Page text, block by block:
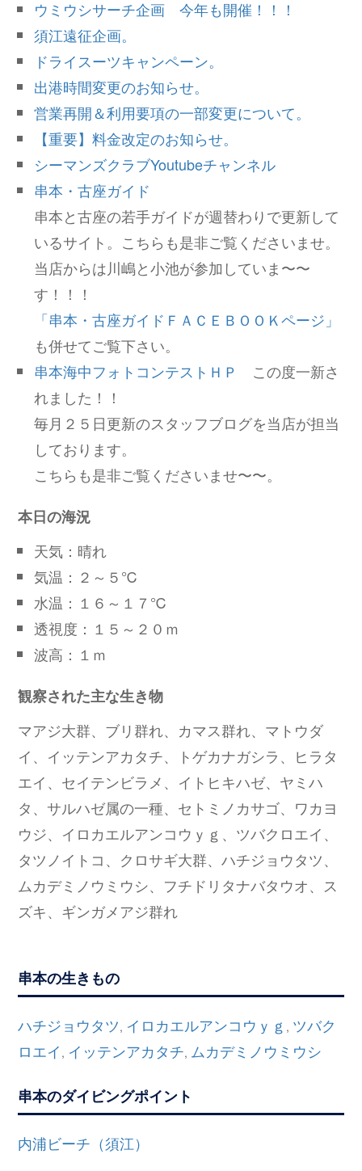
ウミウシサーチ企画 今年も開催！！！
須江遠征企画。
ドライスーツキャンペーン。
出港時間変更のお知らせ。
営業再開＆利用要項の一部変更について。
【重要】料金改定のお知らせ。
シーマンズクラブYoutubeチャンネル
串本・古座ガイド
串本と古座の若手ガイドが週替わりで更新して
いるサイト。こちらも是非ご覧くださいませ。
当店からは川嶋と小池が参加していま〜〜
す！！！
「串本・古座ガイドＦＡＣＥＢＯＯＫページ」
も併せてご覧下さい。
串本海中フォトコンテストＨＰ
この度一新さ
れました！！
毎月２５日更新のスタッフブログを当店が担当
しております。
こちらも是非ご覧くださいませ〜〜。
本日の海況
天気：晴れ
気温：２～５℃
水温：１６～１７℃
透視度：１５～２０ｍ
波高：１ｍ
観察された主な生き物
マアジ大群、ブリ群れ、カマス群れ、マトウダ
イ、イッテンアカタチ、トゲカナガシラ、ヒラタ
エイ、セイテンビラメ、イトヒキハゼ、ヤミハ
タ、サルハゼ属の一種、セトミノカサゴ、ワカヨ
ウジ、イロカエルアンコウｙｇ、ツバクロエイ、
タツノイトコ、クロサギ大群、ハチジョウタツ、
ムカデミノウミウシ、フチドリタナバタウオ、ス
ズキ、ギンガメアジ群れ
串本の生きもの
ハチジョウタツ, イロカエルアンコウｙｇ , ツバク
ロエイ , イッテンアカタチ, ムカデミノウミウシ
串本のダイビングポイント
内浦ビーチ（須江）